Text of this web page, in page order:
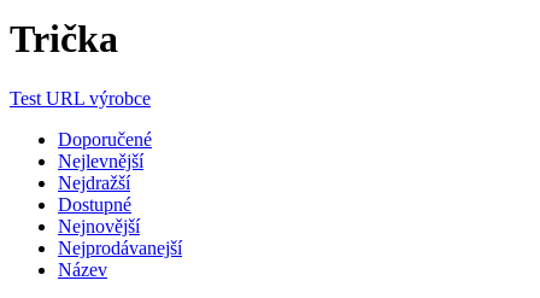
Trička
Test URL výrobce
Doporučené
Nejlevnější
Nejdražší
Dostupné
Nejnovější
Nejprodávanejší
Název